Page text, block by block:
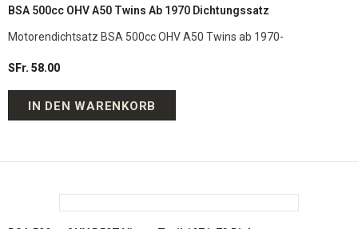
BSA 500cc OHV A50 Twins Ab 1970 Dichtungssatz
Motorendichtsatz BSA 500cc OHV A50 Twins ab 1970-
SFr. 58.00
IN DEN WARENKORB